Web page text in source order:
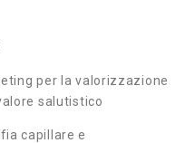
per la valorizzazione
salutistico
capillare e